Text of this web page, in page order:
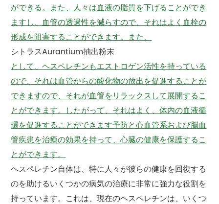
ができる。また、人々は血液の脂質を下げることができ
ますし、血管の透過性を減らすので、それはよく血栓の
形成を阻害することができます。また、
シトラスAurantium抽出粉末
として、ヘスペレチンもエストロゲン活性を持っている
ので、それは血管からの酸化物の放出を促進することが
できますので、それが血管をリラックスして展開するこ
とができます。したがって、それはよく、体内の血液循
環を促進することができます予防と心血管系および脳血
管疾患を治癒の効果を持って、心臓の健康を保護するこ
とができます。
ヘスペレチン自体は、特に人々が彼らの健康を回復する
のを助けるいくつかの病気の治療に非常に強力な役割を
持っています。これは、現在のヘスペレチンは、いくつ